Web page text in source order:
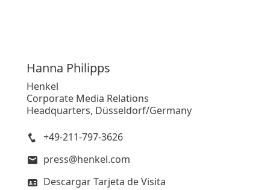
Hanna Philipps
Henkel
Corporate Media Relations
Headquarters, Düsseldorf/Germany
+49-211-797-3626
press@henkel.com
Descargar Tarjeta de Visita